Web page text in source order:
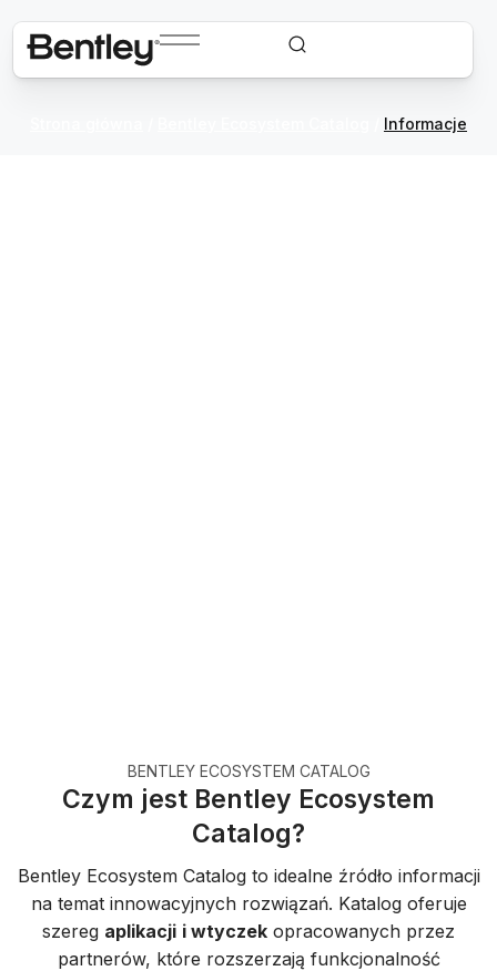
Informacje
BENTLEY ECOSYSTEM CATALOG
Czym jest Bentley Ecosystem
Catalog?
Bentley Ecosystem Catalog to idealne źródło informacji
na temat innowacyjnych rozwiązań. Katalog oferuje
szereg aplikacji i wtyczek opracowanych przez
partnerów, które rozszerzają funkcjonalność